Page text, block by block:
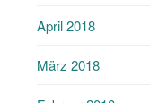
April 2018
März 2018